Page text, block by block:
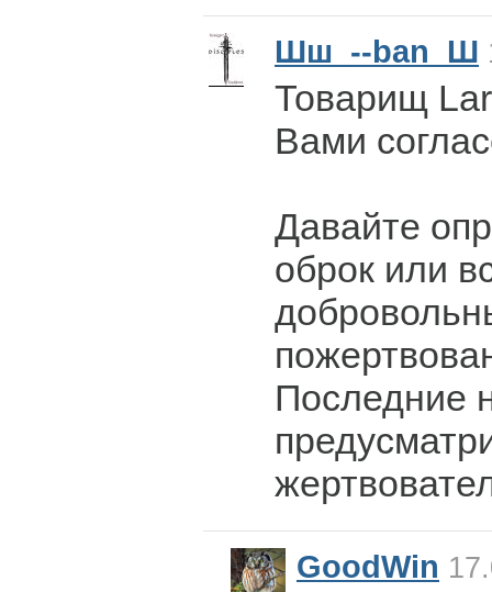
Шш_--ban_Ш
Товарищ
Вами
Давайте
оброк или
Последние
GoodWin